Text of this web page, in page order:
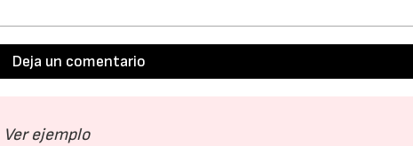
Deja un comentario
Ver ejemplo